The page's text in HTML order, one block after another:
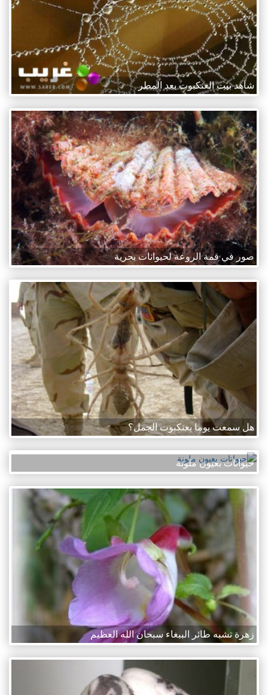
شاهد بيت العنكبوت بعد المطر
صور في قمة الروعة لحيوانات بحرية
هل سمعت يوما بعنكبوت الجمل؟
حيوانات بعيون ملونة
زهرة تشبه طائر الببغاء سبحان الله العظيم